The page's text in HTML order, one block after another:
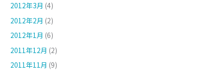
2012年3月 (4)
2012年2月 (2)
2012年1月 (6)
2011年12月 (2)
2011年11月 (9)